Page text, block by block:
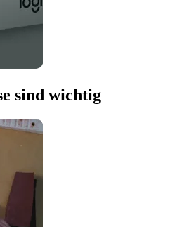
sind wichtig